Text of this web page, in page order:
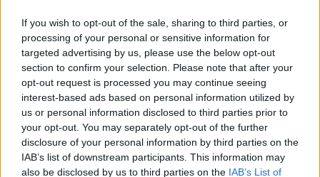
If you wish to opt-out of the sale, sharing to third parties, or
processing of your personal or sensitive information for
targeted advertising by us, please use the below opt-out
section to confirm your selection. Please note that after your
opt-out request is processed you may continue seeing
interest-based ads based on personal information utilized by
us or personal information disclosed to third parties prior to
your opt-out. You may separately opt-out of the further
disclosure of your personal information by third parties on the
IAB’s list of downstream participants. This information may
also be disclosed by us to third parties on the IAB’s List of
Inserisci
tutte
lettere
del
puzzle:
Ricerca
Siamo spiacenti, non abbiamo trovato il tuo
puzzle, quindi ecco un elenco di parole che
potrebbero esserti utili.
1. M O T I V
O
2. O T T I M
O